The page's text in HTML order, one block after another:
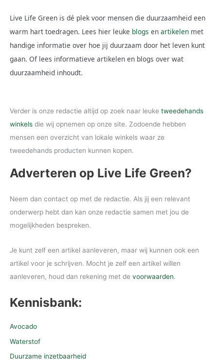
Live Life Green is dé plek voor mensen die duurzaamheid een
warm hart toedragen. Lees hier leuke blogs en artikelen met
handige informatie over hoe jij duurzaam door het leven kunt
gaan. Of lees informatieve artikelen en blogs over wat
duurzaamheid inhoudt.
Verder is onze redactie altijd op zoek naar leuke tweedehands
winkels die wij opnemen op onze site. Zodoende hebben
mensen een overzicht van lokale winkels waar ze
tweedehands producten kunnen kopen.
Adverteren op Live Life Green?
Neem dan contact op met de redactie. Als jij een relevant
onderwerp hebt dan kan onze redactie samen met jou de
mogelijkheden bespreken.
Je kunt zelf een artikel aanleveren, maar wij kunnen ook een
artikel voor je schrijven. Mocht je zelf een artikel willen
aanleveren, houd dan rekening met de voorwaarden.
Kennisbank:
Avocado
Waterstof
Duurzame inzetbaarheid